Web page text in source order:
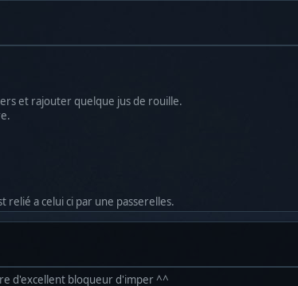
et rajouter quelque jus de rouille.
relié a celui ci par une passerelles.
d'excellent bloqueur d'imper ^^